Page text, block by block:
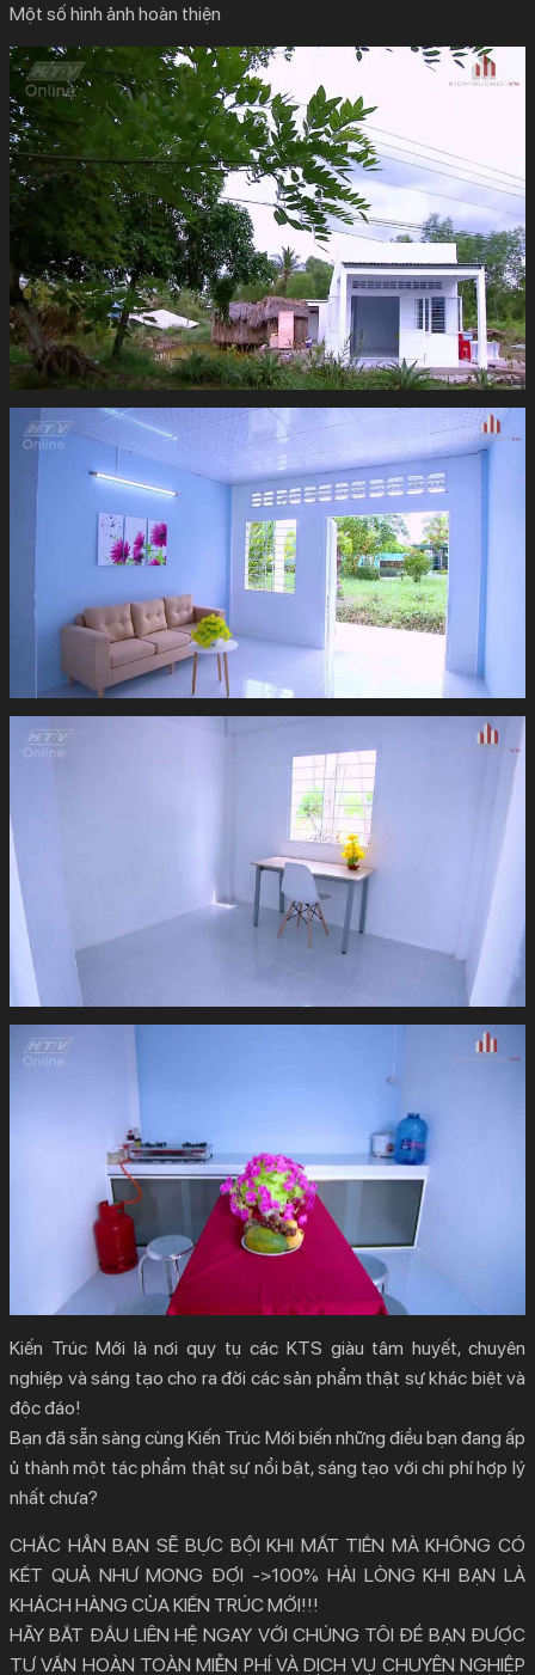
Một số hình ảnh hoàn thiện
Kiến Trúc Mới là nơi quy tụ các KTS giàu tâm huyết, chuyên
nghiệp và sáng tạo cho ra đời các sản phẩm thật sự khác biệt và
độc đáo!
Bạn đã sẵn sàng cùng Kiến Trúc Mới biến những điều bạn đang ấp
ủ thành một tác phẩm thật sự nổi bật, sáng tạo với chi phí hợp lý
nhất chưa?
CHẮC HẲN BẠN SẼ BỰC BỘI KHI MẤT TIỀN MÀ KHÔNG CÓ
KẾT QUẢ NHƯ MONG ĐỢI ->100% HÀI LÒNG KHI BẠN LÀ
KHÁCH HÀNG CỦA KIẾN TRÚC MỚI!!!
HÃY BẮT ĐẦU LIÊN HỆ NGAY VỚI CHÚNG TÔI ĐỂ BẠN ĐƯỢC
TƯ VẤN HOÀN TOÀN MIỄN PHÍ VÀ DỊCH VỤ CHUYÊN NGHIỆP